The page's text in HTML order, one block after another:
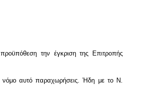
την έγκριση της Επιτροπής
νόμο αυτό παραχωρήσεις. Ήδη με το Ν.